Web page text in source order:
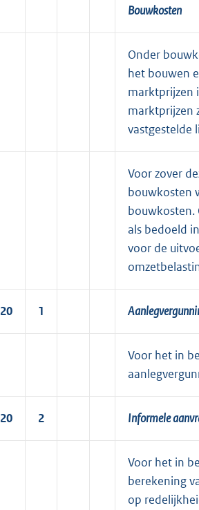
Bouwkosten
Onder
het bouwen
marktprijzen
marktprijzen
vastgestelde
Voor zover
bouwkosten
bouwkosten.
als bedoeld
voor de
20 1
Voor het in
20 2 Informele
Voor het in
berekening
op